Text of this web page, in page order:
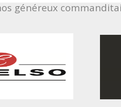
généreux